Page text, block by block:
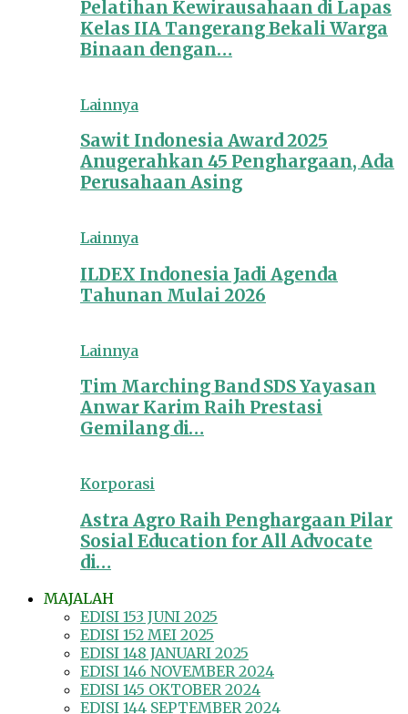
Pelatihan Kewirausahaan di Lapas
Kelas IIA Tangerang Bekali Warga
Binaan dengan…
Lainnya
Sawit Indonesia Award 2025
Anugerahkan 45 Penghargaan, Ada
Perusahaan Asing
Lainnya
ILDEX Indonesia Jadi Agenda
Tahunan Mulai 2026
Lainnya
Tim Marching Band SDS Yayasan
Anwar Karim Raih Prestasi
Gemilang di…
Korporasi
Astra Agro Raih Penghargaan Pilar
Sosial Education for All Advocate
di…
MAJALAH
EDISI 153 JUNI 2025
EDISI 152 MEI 2025
EDISI 148 JANUARI 2025
EDISI 146 NOVEMBER 2024
EDISI 145 OKTOBER 2024
EDISI 144 SEPTEMBER 2024